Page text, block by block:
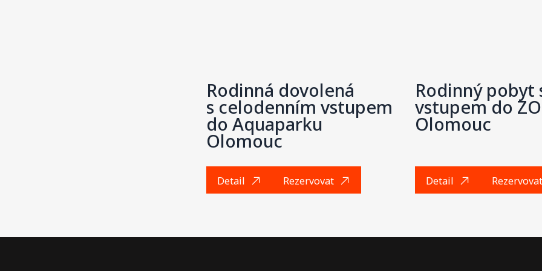
Rodinná dovolená
s celodenním vstupem
do Aquaparku
Olomouc
Detail Rezervovat
Rodinný pobyt
vstupem do
Olomouc
Detail Rezervovat